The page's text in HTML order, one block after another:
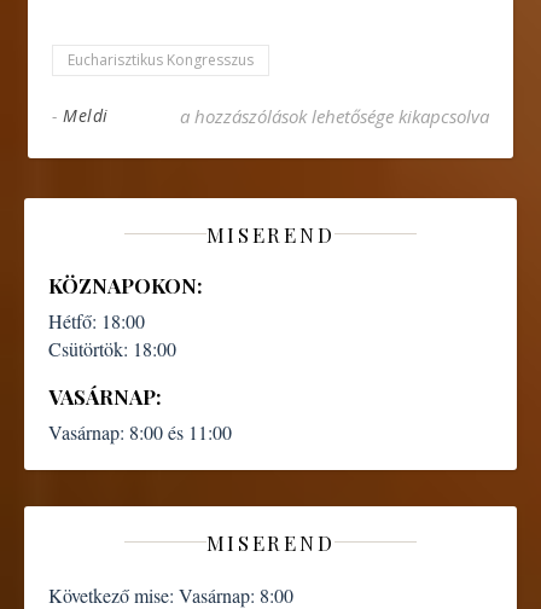
Eucharisztikus Kongresszus
- Meldi Nemzetközi Eucharisztikus Kongresszus a
a hozzászólások lehetősége kikapcsolva
MISEREND
KÖZNAPOKON:
Hétfő: 18:00
Csütörtök: 18:00
VASÁRNAP:
Vasárnap: 8:00 és 11:00
MISEREND
Következő mise: Vasárnap: 8:00